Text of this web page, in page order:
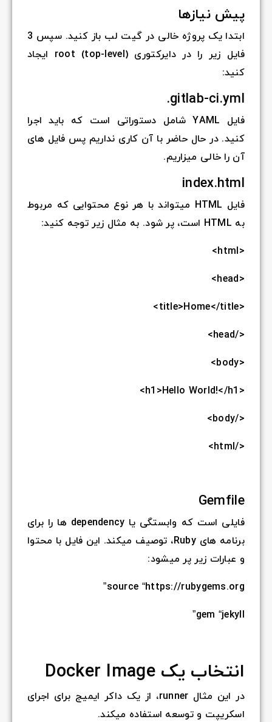
پیش نیازها
ابتدا یک پروژه خالی در گیت لب باز کنید. سپس 3
فایل زیر را در دایرکتوری (root (top-level ایجاد
کنید:
gitlab-ci.yml.
فایل YAML شامل دستوراتی است که باید اجرا
کنید. در حال حاضر با آن کاری نداریم پس فایل های
آن را خالی میزاریم.
index.html
فایل HTML میتواند با هر نوع محتوایی که مربوط
به HTML است، پر شود. به مثال زیر توجه کنید:
<html>
<head>
<title>Home</title>
</head>
<body>
<h1>Hello World!</h1>
</body>
</html>
Gemfile
فایلی است که وابستگی یا dependency ها را برای
برنامه های Ruby، توصیف میکند. این فایل با محتوا
و عبارات زیر پر میشود:
source “https://rubygems.org”
gem “jekyll”
انتخاب یک Docker Image
در این مثال runner، از یک داکر ایمیج برای اجرای
اسکریپت و توسعه استفاده میکند.